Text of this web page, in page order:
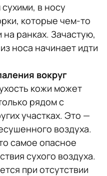
в носу
которые чем-то
ранках. Зачастую,
носа начинает идти
вокруг
кожи может
рядом с
участках. Это —
воздуха.
самое опасное
сухого воздуха.
при отсутствии